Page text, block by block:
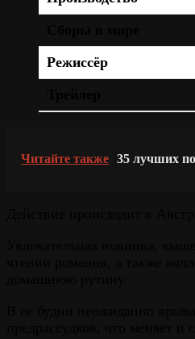
Режиссёр
Читайте также 35 лучших